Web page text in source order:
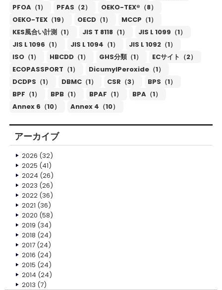
PFOA（1）
PFAS（2）
OEKO-TEX®（8）
OEKO-TEX（19）
OECD（1）
MCCP（1）
KES風合い計測（1）
JIS T 8118（1）
JIS L 1099（1）
JIS L 1096（1）
JIS L 1094（1）
JIS L 1092（1）
ISO（1）
HBCDD（1） GHS分類（1）
ECサイト（2）
ECOPASSPORT（1）
DicumylPeroxide（1）
DCDPS（1）
DBMC（1） CSR（3）
BPS（1）
BPF（1）
BPB（1） BPAF（1）
BPA（1）
Annex 6（10）
Annex 4（10）
アーカイブ
2026 (32)
2025 (41)
2024 (26)
2023 (26)
2022(36)
2021 (36)
2020 (58)
2019 (34)
2018 (24)
2017(24)
2016 (24)
2015 (24)
2014 (24)
2013 (7)